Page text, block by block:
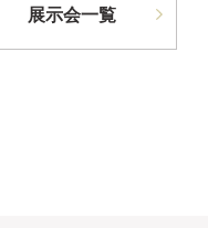
展示会一覧